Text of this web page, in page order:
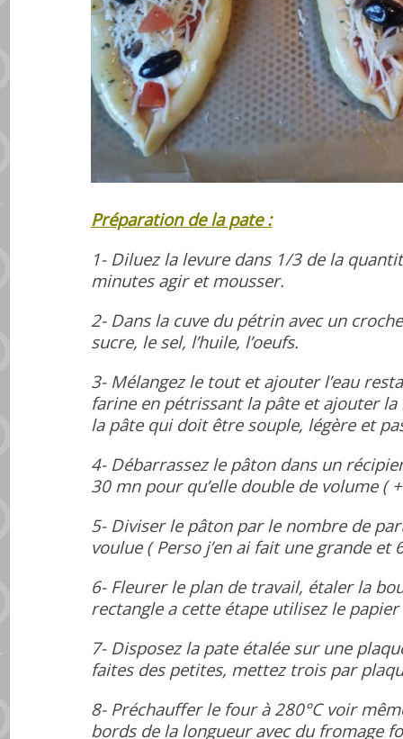
Préparation de la pate :
1- Diluez la levure dans 1/3 de la
minutes agir et mousser.
2- Dans la cuve du pétrin avec un
sucre, le sel, l’huile, l’oeufs.
3- Mélangez le tout et ajouter l’eau
farine en pétrissant la pâte et ajouter
la pâte qui doit être souple, légère et
4- Débarrassez le pâton dans un
30 mn pour qu’elle double de volume (
5- Diviser le pâton par le nombre de
voulue ( Perso j’en ai fait une grande
6- Fleurer le plan de travail, étaler la
rectangle a cette étape utilisez le
7- Disposez la pate étalée sur une
faites des petites, mettez trois par
8- Préchauffer le four à 280°C voir
bords de la longueur avec du fromage